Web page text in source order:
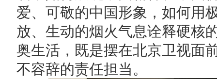
爱、可敬的中国形象，如何用
放、生动的烟火气息诠释硬核
奥生活，既是摆在北京卫视面
不容辞的责任担当。